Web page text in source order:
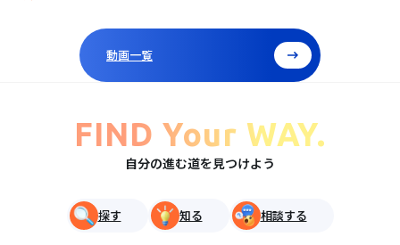
動画一覧
FIND Your WAY.
自分の進む道を見つけよう
探す 知る 相談する